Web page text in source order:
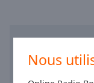
Nous
Opacity